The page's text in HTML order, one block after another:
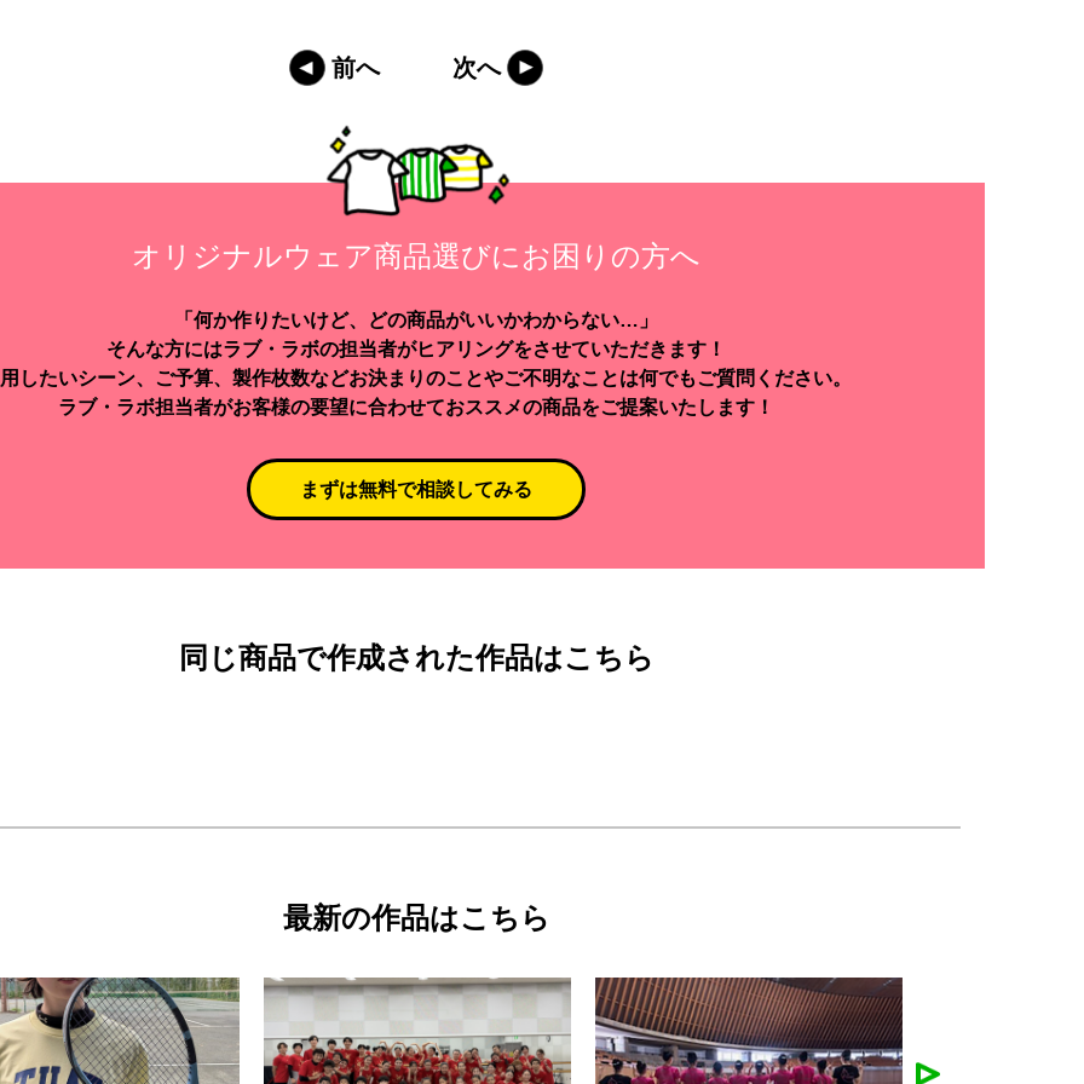
前へ 次へ
オリジナルウェア商品選びにお困りの方へ
「何か作りたいけど、どの商品がいいかわからない…」
そんな方にはラブ・ラボの担当者がヒアリングをさせていただきます！
したいシーン、ご予算、製作枚数などお決まりのことやご不明なことは何でもご質問ください。
ラブ・ラボ担当者がお客様の要望に合わせておススメの商品をご提案いたします！
まずは無料で相談してみる
同じ商品で作成された作品はこちら
最新の作品はこちら